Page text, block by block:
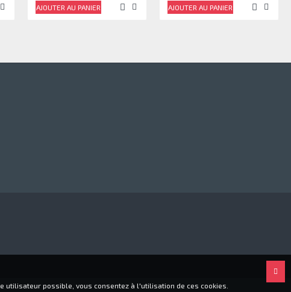
AJOUTER AU PANIER
AJOUTER AU PANIER AJOUTER AU PANIER
possible, vous consentez à l'utilisation de ces cookies.